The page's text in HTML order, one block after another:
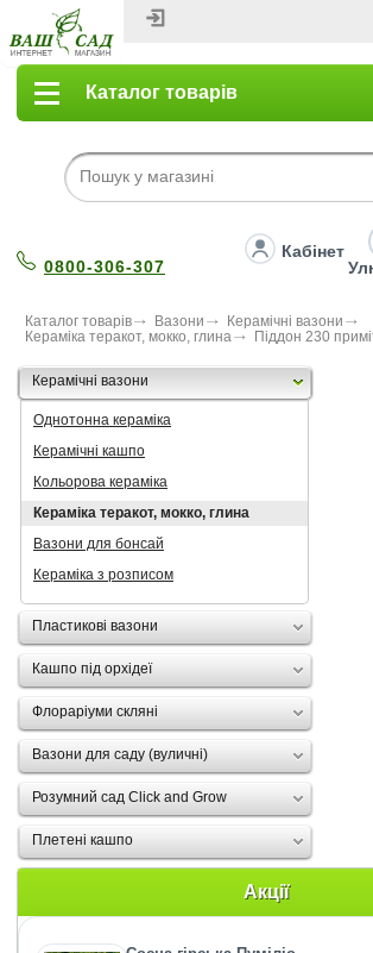
Каталог товарів
0800-306-307
Кабінет
Каталог товарів Вазони
Керамічні вазони
Кераміка теракот, мокко, глина
Піддон 230
Керамічні вазони
Однотонна кераміка
Керамічні кашпо
Кольорова кераміка
Кераміка теракот, мокко, глина
Вазони для бонсай
Кераміка з розписом
Пластикові вазони
Кашпо під орхідеї
Флораріуми скляні
Вазони для саду (вуличні)
Розумний сад Click and Grow
Плетені кашпо
Акції